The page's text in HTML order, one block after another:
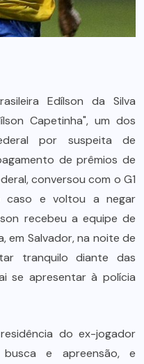
Edílson da Silva
Capetinha", um dos
por suspeita de
de prêmios de
conversou com o G1
e voltou a negar
recebeu a equipe de
em Salvador, na noite de
tranquilo diante das
se apresentar à polícia
do ex-jogador
e apreensão, e